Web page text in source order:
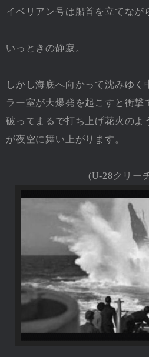
イベリアン号は船首を立てなが
いっときの静寂。
しかし海底へ向かって沈みゆく
ラー室が大爆発を起こすと衝撃
破ってまるで打ち上げ花火のよ
が夜空に舞い上がります。
(U-28クリー